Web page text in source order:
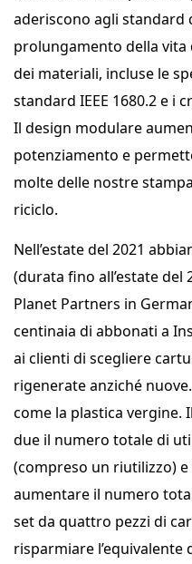
aderiscono agli standard
prolungamento della
dei materiali, incluse le
standard IEEE 1680.2 e i
Il design modulare
potenziamento e
molte delle nostre
riciclo.
Nell’estate del 2021
(durata fino all’estate del
Planet Partners in
centinaia di abbonati a
ai clienti di scegliere
rigenerate anziché
come la plastica
due il numero totale di
(compreso un riutilizzo)
aumentare il numero
set da quattro pezzi di
risparmiare